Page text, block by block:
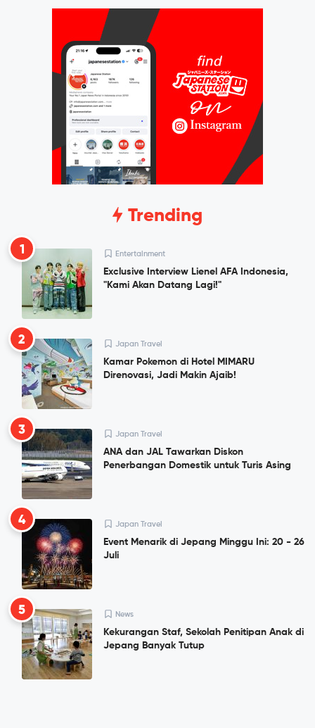
Trending
1 Entertainment
Exclusive Interview Lienel AFA Indonesia,
"Kami Akan Datang Lagi!"
2 Japan Travel
Kamar Pokemon di Hotel MIMARU
Direnovasi, Jadi Makin Ajaib!
3 Japan Travel
ANA dan JAL Tawarkan Diskon
Penerbangan Domestik untuk Turis Asing
4 Japan Travel
Event Menarik di Jepang Minggu Ini: 20 - 26
Juli
5 News
Kekurangan Staf, Sekolah Penitipan Anak di
Jepang Banyak Tutup